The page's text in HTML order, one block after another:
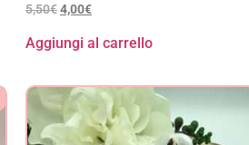
5,50€4,00€
Aggiungi al carrello